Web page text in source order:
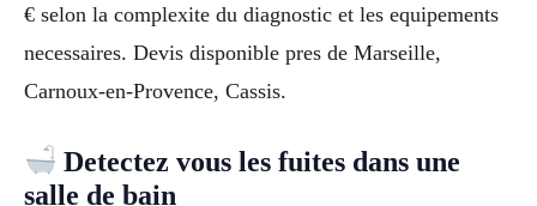
€ selon la complexite du diagnostic et les equipements
necessaires. Devis disponible pres de Marseille,
Carnoux-en-Provence, Cassis.
Detectez vous les fuites dans une
salle de bain